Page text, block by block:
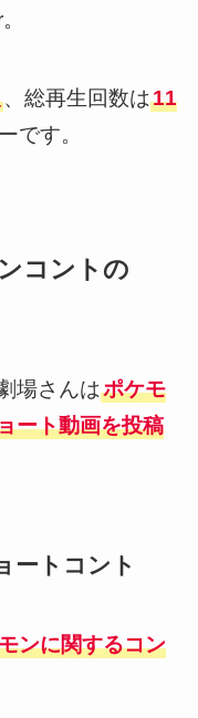
、総再生回数は11
です。
コントの
場さんはポケモ
ート動画を投稿
ートコント
ンに関するコン